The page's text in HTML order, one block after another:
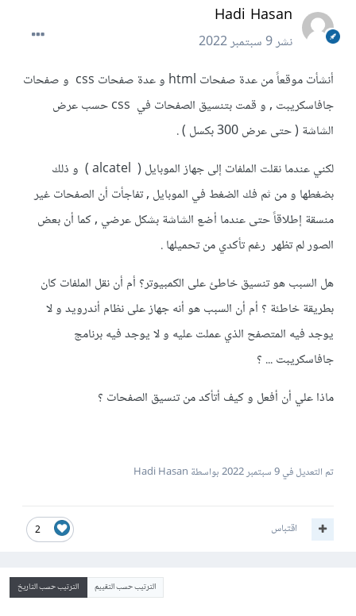
Hadi Hasan
نشر9 سبتمبر 2022
أنشأت موقعاً من عدة صفحات html و عدة صفحات css و صفحات
جافاسكريبت , و قمت بتنسيق الصفحات في css حسب عرض
الشاشة ( حتى عرض 300 بكسل ) .
لكني عندما نقلت الملفات إلى جهاز الموبايل ( alcatel ) و ذلك
بضغطها و من ثم فك الضغط في الموبايل , تفاجأت أن الصفحات غير
منسقة إطلاقاً حتى عندما أضع الشاشة بشكل عرضي , كما أن بعض
الصور لم تظهر رغم تأكدي من تحميلها .
هل السبب هو تنسيق خاطئ على الكمبيوتر؟ أم أن نقل الملفات كان
بطريقة خاطئة ؟ أم أن السبب هو أنه جهاز على نظام أندرويد و لا
يوجد فيه المتصفح الذي عملت عليه و لا يوجد فيه برنامج
جافاسكريبت ... ؟
ماذا علي أن أفعل و كيف أتأكد من تنسيق الصفحات ؟
تم التعديل في9 سبتمبر 2022 بواسطة Hadi Hasan
2 اقتباس
الترتيب حسب التقييم الترتيب حسب التاريخ